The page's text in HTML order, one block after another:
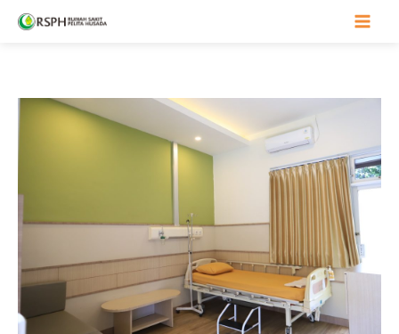
Lewati
konten